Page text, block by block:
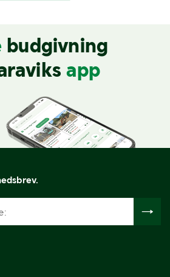
budgivning
app